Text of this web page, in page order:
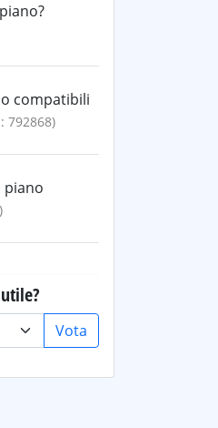
compatibili
792868)
piano
Vota